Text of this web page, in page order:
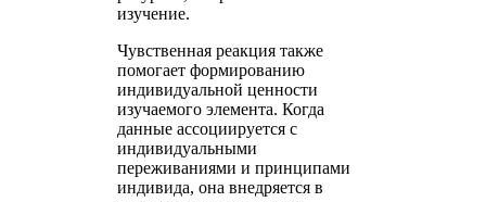
изучение.
Чувственная реакция также
помогает формированию
индивидуальной ценности
изучаемого элемента. Когда
данные ассоциируется с
индивидуальными
переживаниями и принципами
индивида, она внедряется в